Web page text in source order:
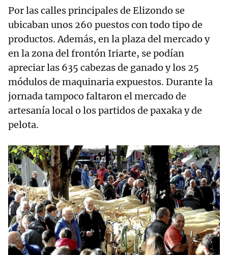
Por las calles principales de Elizondo se
ubicaban unos 260 puestos con todo tipo de
productos. Además, en la plaza del mercado y
en la zona del frontón Iriarte, se podían
apreciar las 635 cabezas de ganado y los 25
módulos de maquinaria expuestos. Durante la
jornada tampoco faltaron el mercado de
artesanía local o los partidos de paxaka y de
pelota.